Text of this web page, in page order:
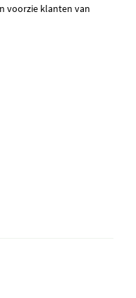
voorzie klanten van